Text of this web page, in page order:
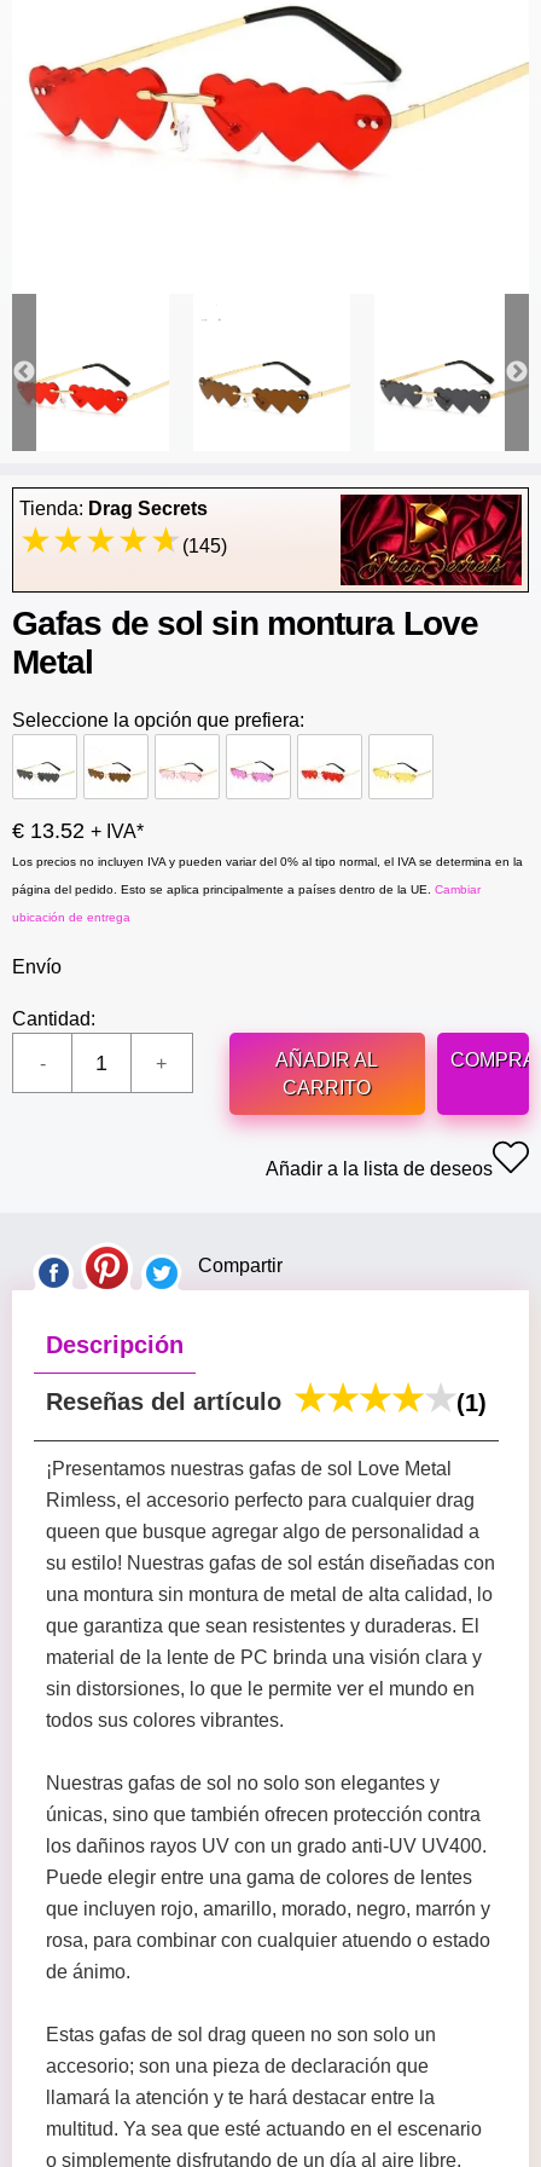
Tienda: Drag Secrets
(145)
Gafas de sol sin montura Love
Metal
Seleccione la opción que prefiera:
€ 13.52 + IVA*
Los precios no incluyen IVA y pueden variar del 0% al tipo normal, el IVA se determina en la
página del pedido. Esto se aplica principalmente a países dentro de la UE. Cambiar
ubicación de entrega
Envío
Cantidad:
AÑADIR AL
CARRITO
Añadir a la lista de deseos
Compartir
Descripción
Reseñas del artículo (1)
¡Presentamos nuestras gafas de sol Love Metal
Rimless, el accesorio perfecto para cualquier drag
queen que busque agregar algo de personalidad a
su estilo! Nuestras gafas de sol están diseñadas con
una montura sin montura de metal de alta calidad, lo
que garantiza que sean resistentes y duraderas. El
material de la lente de PC brinda una visión clara y
sin distorsiones, lo que le permite ver el mundo en
todos sus colores vibrantes.
Nuestras gafas de sol no solo son elegantes y
únicas, sino que también ofrecen protección contra
los dañinos rayos UV con un grado anti-UV UV400.
Puede elegir entre una gama de colores de lentes
que incluyen rojo, amarillo, morado, negro, marrón y
rosa, para combinar con cualquier atuendo o estado
de ánimo.
Estas gafas de sol drag queen no son solo un
accesorio; son una pieza de declaración que
llamará la atención y te hará destacar entre la
multitud. Ya sea que esté actuando en el escenario
o simplemente disfrutando de un día al aire libre,